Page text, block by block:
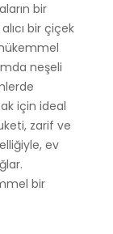
bir
bir çiçek
neşeli
için ideal
zarif ve
ev
bir